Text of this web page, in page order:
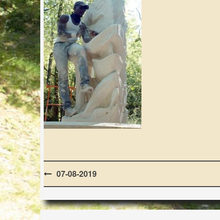
Post
navigation
07-08-2019